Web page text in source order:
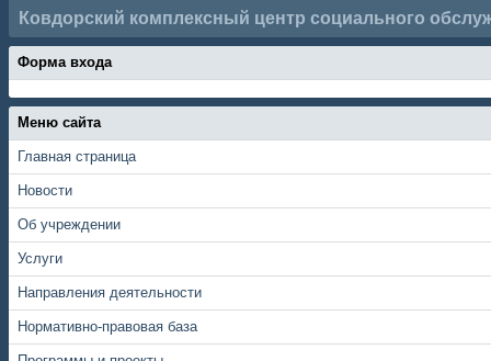
Ковдорский комплексный центр социального
Форма входа
Меню сайта
Главная страница
Новости
Об учреждении
Услуги
Направления деятельности
Нормативно-правовая база